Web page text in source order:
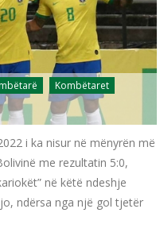
Kombëtaret
i ka nisur në mënyrën më
me rezultatin 5:0,
në këtë ndeshje
ndërsa nga një gol tjetër